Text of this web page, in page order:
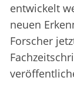
entwickelt
neuen
Forscher